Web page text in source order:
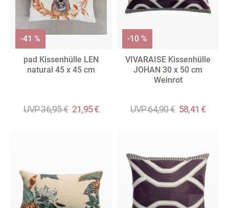
pad Kissenhülle LEN
natural 45 x 45 cm
UVP 36,95 € 21,95 €
-41 %
VIVARAISE Kissenhülle
JOHAN 30 x 50 cm
Weinrot
UVP 64,90 € 58,41 €
-10 %